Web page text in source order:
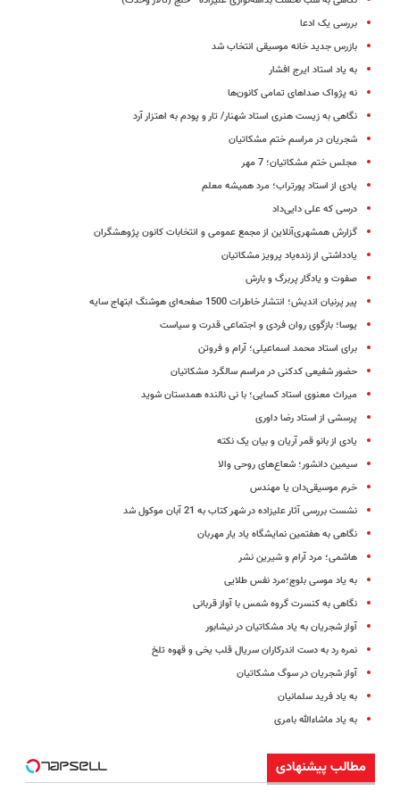
بررسی یک ادعا
بازرس جدید خانه موسیقی انتخاب شد
به یاد استاد ایرج افشار
نه پژواک صداهای تمامی کانون‌ها
نگاهی به زیست هنری استاد شهنار/ تار و پودم به اهتزار آرد
شجریان در مراسم ختم مشکاتیان
مجلس ختم مشکاتیان؛ 7 مهر
یادی از استاد پورتراب؛ مرد همیشه معلم
درسی که علی ‌دایی‌داد
گزارش همشهری‌آنلاین از مجمع عمومی و انتخابات کانون پژوهشگران
یادداشتی از زنده‌یاد پرویز مشکاتیان
صفوت و یادگار پربرگ و بارش
پیر پرنیان اندیش؛ انتشار خاطرات 1500 صفحه‌ای هوشنگ ابتهاج سایه
یوسا؛ بازگوی روان فردی و اجتماعی قدرت و سیاست
برای استاد محمد اسماعیلی؛ آرام و فروتن
حضور شفیعی کدکنی در مراسم سالگرد مشکاتیان
میراث معنوی استاد کسایی؛ با نی نالنده همدستان شوید
پرسشی از استاد رضا داوری
یادی از بانو قمر آریان و بیان یک نکته
سیمین دانشور؛ شعاع‌های روحی والا
خرم موسیقی‌دان یا مهندس
نشست بررسی‌ آثار علیزاده در شهر کتاب به 21 آبان موکول شد
نگاهی به هفتمین نمایشگاه یاد یار مهربان
هاشمی؛ مرد آرام و شیرین نشر
به یاد موسی بلوچ؛مرد نفس طلایی
نگاهی به کنسرت گروه شمس با آواز قربانی
آواز شجریان به یاد مشکاتیان در نیشابور
نمره رد به دست اندرکاران سریال قلب یخی و قهوه تلخ
آواز شجریان در سوگ مشکاتیان
به یاد فرید سلمانیان
به یاد ماشاء‌الله بامری
مطالب پیشنهادی